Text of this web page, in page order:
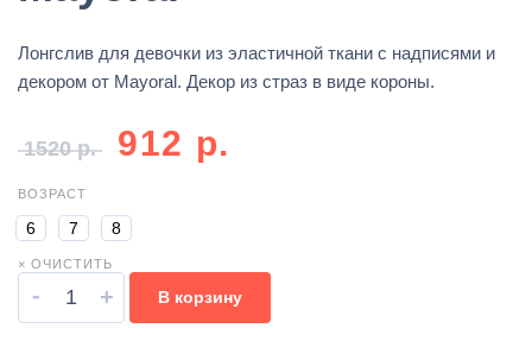
Лонгслив для девочки из эластичной ткани с надписями и
декором от Mayoral. Декор из страз в виде короны.
1520р. 912 р.
ВОЗРАСТ
6 7 8
× ОЧИСТИТЬ
- + В корзину